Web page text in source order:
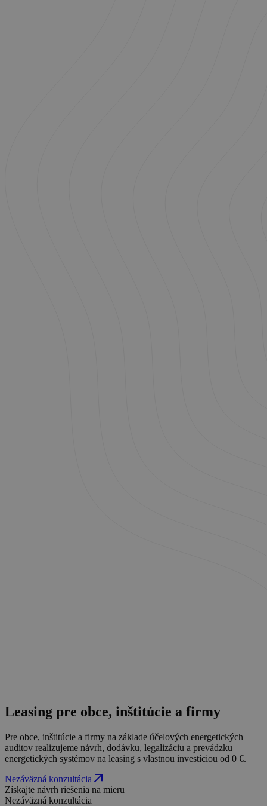
Leasing pre obce, inštitúcie a firmy
Pre obce, inštitúcie a firmy na základe účelových energetických
auditov realizujeme návrh, dodávku, legalizáciu a prevádzku
energetických systémov na leasing s vlastnou investíciou od 0 €.
Nezáväzná konzultácia
Získajte návrh riešenia na mieru
Nezáväzná konzultácia